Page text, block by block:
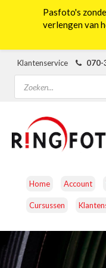
Klantenservice
070-
Producten
zoeken
Home Account
Cursussen
CAMERA’S
Pasfoto's
verlengen van